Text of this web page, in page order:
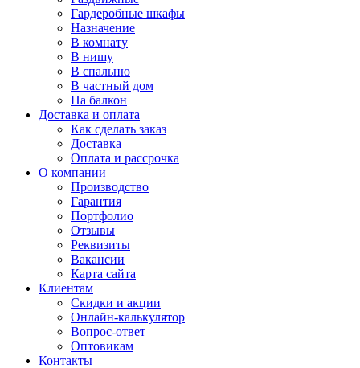
Гардеробные шкафы
Назначение
В комнату
В нишу
В спальню
В частный дом
На балкон
Доставка и оплата
Как сделать заказ
Доставка
Оплата и рассрочка
О компании
Производство
Гарантия
Портфолио
Отзывы
Реквизиты
Вакансии
Карта сайта
Клиентам
Скидки и акции
Онлайн-калькулятор
Вопрос-ответ
Оптовикам
Контакты